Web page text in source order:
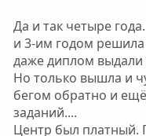
Да и так четыре
и 3-им годом
даже диплом выдали
Но только вышла и
бегом обратно и
заданий....
Центр был платный.